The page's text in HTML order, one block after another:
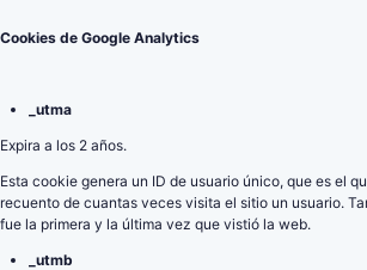
Cookies de Google Analytics
_utma
Expira a los 2 años.
Esta cookie genera un ID de usuario único, que es el
recuento de cuantas veces visita el sitio un usuario.
fue la primera y la última vez que vistió la web.
_utmb